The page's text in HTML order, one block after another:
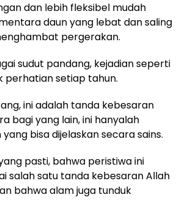
dan lebih fleksibel mudah
daun yang lebat dan saling
pergerakan.
sudut pandang, kejadian seperti
perhatian setiap tahun.
ini adalah tanda kebesaran
bagi yang lain, ini hanyalah
bisa dijelaskan secara sains.
pasti, bahwa peristiwa ini
salah satu tanda kebesaran Allah
bahwa alam juga tunduk